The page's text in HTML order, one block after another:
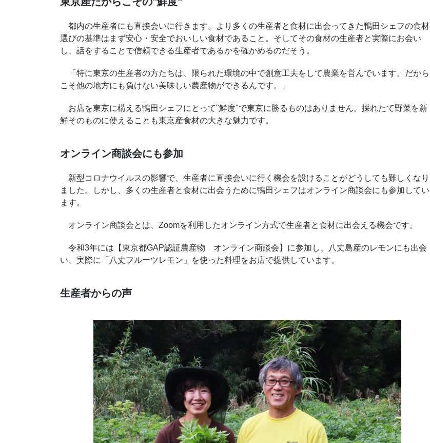
都内の生産者にも直接会いに行きます。より多くの生産者と食材に出会ってきた鴨田シェフの食材
選びの基準はまず安心・安全でおいしい食材であること。そしてその食材の生産者と実際にお会い
し、話をすることで信頼できる生産者であるかを確かめるのだそう。
「特に東京の生産者の方たちは、限られた環境の中で創意工夫をして農業を営んでいます。だから
こそ他の地方にも負けない美味しい農産物ができるんです。」
お店を東京に構える鴨田シェフにとって"鮮度"で東京に勝るものはありません。採れたて野菜を新
鮮そのものに使えることも東京産食材の大きな魅力です。
オンライン商談会にも参加
新型コロナウイルスの影響で、生産者に直接会いに行く機会を設けることがどうしても難しくなり
ました。しかし、多くの生産者と食材に出会うために鴨田シェフはオンライン商談会にも参加してい
ます。
オンライン商談会とは、Zoomを利用したオンライン方式で生産者と食材に出会える機会です。
令和3年には【東京都GAP認証農産物 オンライン商談会】に参加し、八丈島産のレモンにも出会
い、実際に「八丈フルーツレモン」を使った料理をお店で提供しています。
生産者からの声